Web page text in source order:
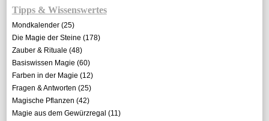
Tipps & Wissenswertes
Mondkalender(25)
Die Magie der Steine (178)
Zauber & Rituale (48)
Basiswissen Magie (60)
Farben in der Magie (12)
Fragen & Antworten (25)
Magische Pflanzen (42)
Magie aus dem Gewürzregal (11)